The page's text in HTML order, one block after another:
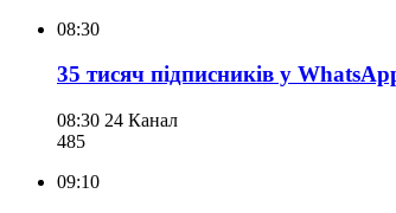
08:30
35 тисяч підписників у
08:30 24 Канал
485
09:10